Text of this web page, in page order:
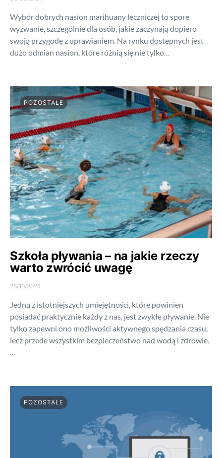
Wybór dobrych nasion marihuany leczniczej to spore
wyzwanie, szczególnie dla osób, jakie zaczynają dopiero
swoją przygodę z uprawianiem. Na rynku dostępnych jest
dużo odmian nasion, które różnią się nie tylko…
POZOSTAŁE
Szkoła pływania – na jakie rzeczy
warto zwrócić uwagę
26/10/2024
Jedną z istotniejszych umiejętności, które powinien
posiadać praktycznie każdy z nas, jest zwykłe pływanie. Nie
tylko zapewni ono możliwości aktywnego spędzania czasu,
lecz przede wszystkim bezpieczeństwo nad wodą i zdrowie.
…
POZOSTAŁE